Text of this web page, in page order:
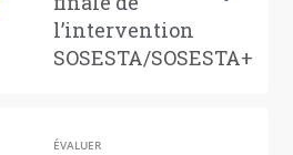
l’intervention
SOSESTA/SOSESTA+
ÉVALUER